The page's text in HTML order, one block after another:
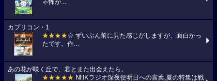
ゃ怖か...
カプリコン・1
★★★★☆ ずいぶん前に見た感じがしますが、面白かっ
たです。作...
あの花が咲く丘で、君とまた出会えたら。
★★★★★ NHKラジオ深夜便明日への言葉,夏の特集は戦